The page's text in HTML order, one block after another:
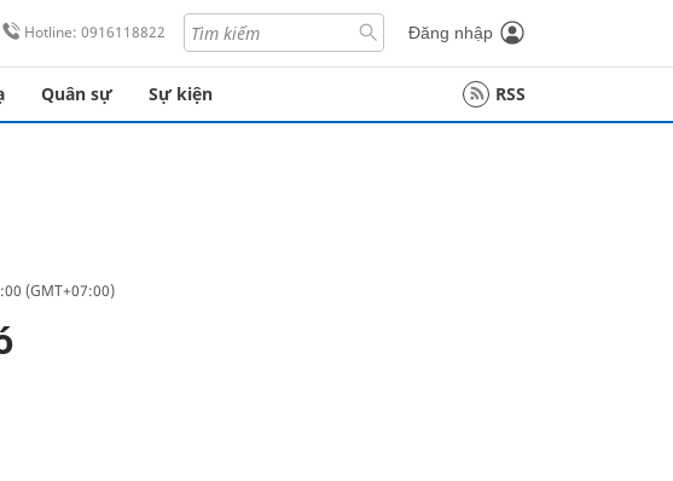
Hotline: 0916118822 Đăng nhập
Quân sự Sự kiện RSS
(GMT+07:00)